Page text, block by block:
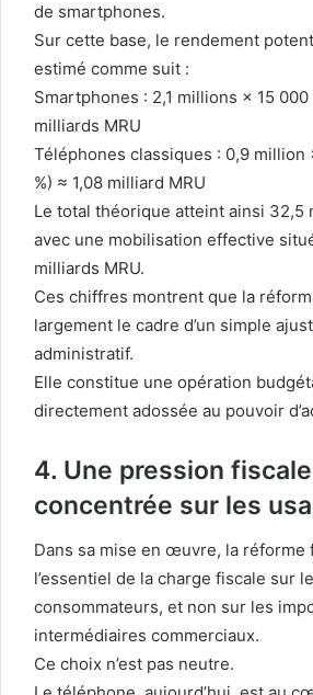
de smartphones.
Sur cette base, le rendement
estimé comme suit :
Smartphones : 2,1 millions × 15 000
milliards MRU
Téléphones classiques : 0,9 million
%) ≈ 1,08 milliard MRU
Le total théorique atteint ainsi 32,5
avec une mobilisation effective
milliards MRU.
Ces chiffres montrent que la
largement le cadre d’un simple
administratif.
Elle constitue une opération
directement adossée au pouvoir
4. Une pression fiscale
concentrée sur les
Dans sa mise en œuvre, la réforme
l’essentiel de la charge fiscale sur
consommateurs, et non sur les
intermédiaires commerciaux.
Ce choix n’est pas neutre.